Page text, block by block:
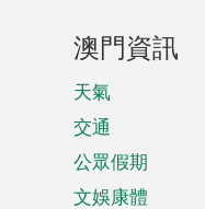
澳門資訊
天氣
交通
公眾假期
文娛康體